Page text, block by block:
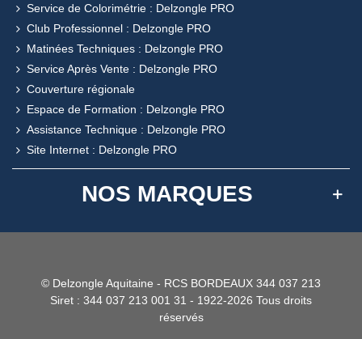
Service de Colorimétrie : Delzongle PRO
Club Professionnel : Delzongle PRO
Matinées Techniques : Delzongle PRO
Service Après Vente : Delzongle PRO
Couverture régionale
Espace de Formation : Delzongle PRO
Assistance Technique : Delzongle PRO
Site Internet : Delzongle PRO
NOS MARQUES
© Delzongle Aquitaine - RCS BORDEAUX 344 037 213
Siret : 344 037 213 001 31 - 1922-2026 Tous droits
réservés